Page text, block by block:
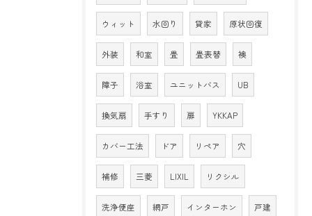
ウィット 水回り 貸家 原状回復
外装 和室 畳 畳表替 襖
障子 浴室 ユニットバス UB
換気扇 手すり 扉 YKKAP
カバー工法 ドア リペア 穴
補修 三菱 LIXIL リクシル
洗浄便座 網戸 インターホン 戸建